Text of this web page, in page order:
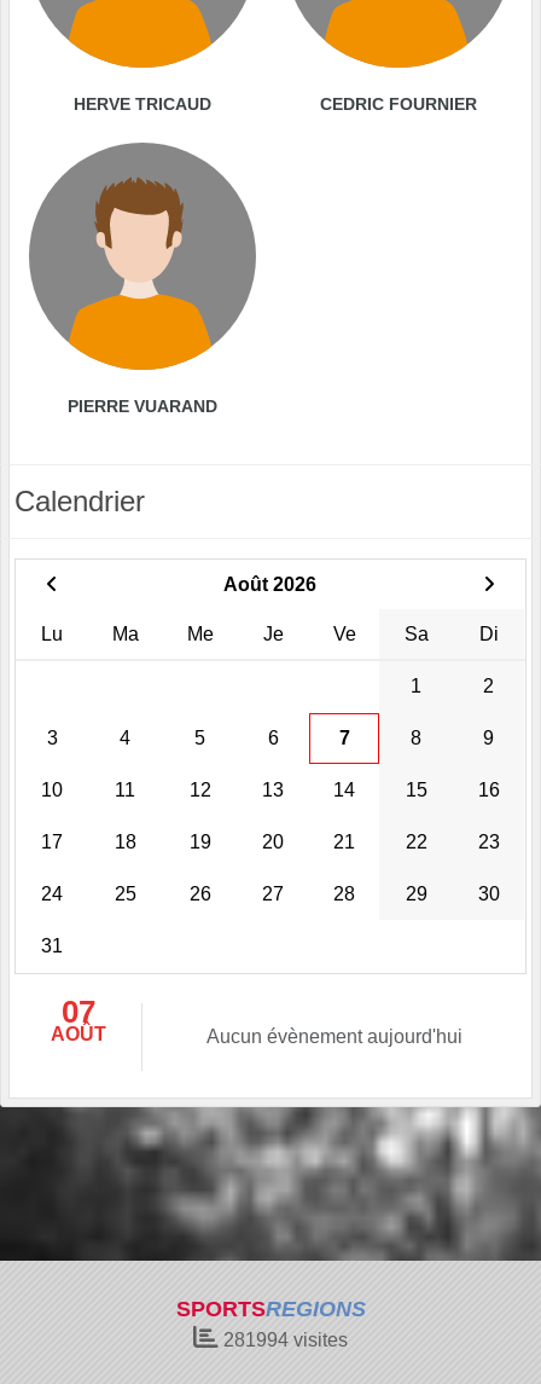
HERVE TRICAUD CEDRIC FOURNIER
PIERRE VUARAND
Calendrier
Août 2026
Lu Ma Me Je Ve Sa Di
1 2
3 4 5 6 7 8 9
10 11 12 13 14 15 16
17 18 19 20 21 22 23
24 25 26 27 28 29 30
31
07
AOÛT Aucun évènement aujourd'hui
SPORTSREGIONS
281994 visites